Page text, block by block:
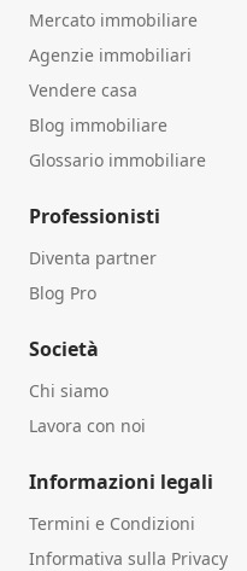
Mercato immobiliare
Agenzie immobiliari
Vendere casa
Blog immobiliare
Glossario immobiliare
Professionisti
Diventa partner
Blog Pro
Società
Chi siamo
Lavora con noi
Informazioni legali
Termini e Condizioni
Informativa sulla Privacy